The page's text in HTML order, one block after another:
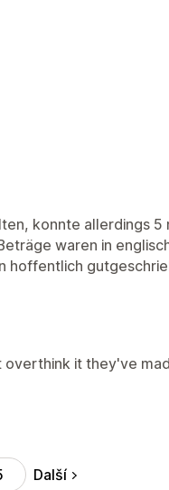
konnte allerdings 5
waren in
hoffentlich
it they've
Další